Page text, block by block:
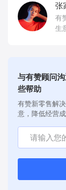
张
有
生
与有赞顾问
些帮助
有赞新零售解
意，降低经营